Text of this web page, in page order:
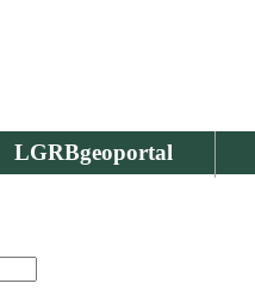
LGRBgeoportal